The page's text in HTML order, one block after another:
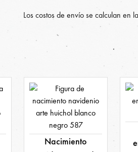
Los costos de envío se calculan en
Nacimiento